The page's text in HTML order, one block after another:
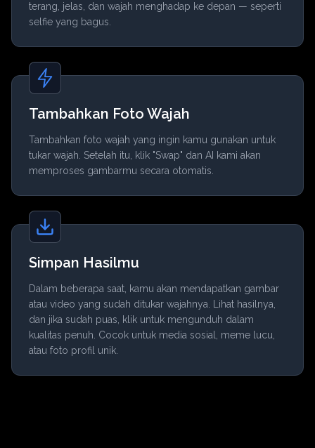
terang, jelas, dan wajah menghadap ke depan — seperti
selfie yang bagus.
Tambahkan Foto Wajah
Tambahkan foto wajah yang ingin kamu gunakan untuk
tukar wajah. Setelah itu, klik "Swap" dan AI kami akan
memproses gambarmu secara otomatis.
Simpan Hasilmu
Dalam beberapa saat, kamu akan mendapatkan gambar
atau video yang sudah ditukar wajahnya. Lihat hasilnya,
dan jika sudah puas, klik untuk mengunduh dalam
kualitas penuh. Cocok untuk media sosial, meme lucu,
atau foto profil unik.